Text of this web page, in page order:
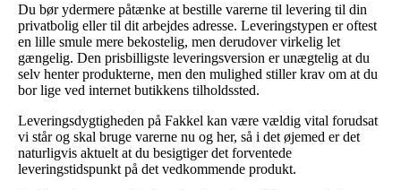
Du bør ydermere påtænke at bestille varerne til levering til din
privatbolig eller til dit arbejdes adresse. Leveringstypen er oftest
en lille smule mere bekostelig, men derudover virkelig let
gængelig. Den prisbilligste leveringsversion er unægtelig at du
selv henter produkterne, men den mulighed stiller krav om at du
bor lige ved internet butikkens tilholdssted.
Leveringsdygtigheden på Fakkel kan være vældig vital forudsat
vi står og skal bruge varerne nu og her, så i det øjemed er det
naturligvis aktuelt at du besigtiger det forventede
leveringstidspunkt på det vedkommende produkt.